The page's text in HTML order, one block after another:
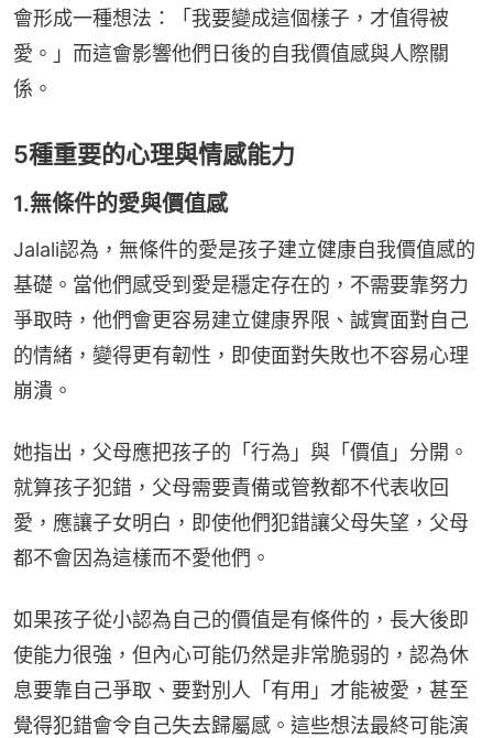
會形成一種想法：「我要變成這個樣子，才值得被
愛。」而這會影響他們日後的自我價值感與人際關
係。
5種重要的心理與情感能力
1.無條件的愛與價值感
Jalali認為，無條件的愛是孩子建立健康自我價值感的
基礎。當他們感受到愛是穩定存在的，不需要靠努力
爭取時，他們會更容易建立健康界限、誠實面對自己
的情緒，變得更有韌性，即使面對失敗也不容易心理
崩潰。
她指出，父母應把孩子的「行為」與「價值」分開。
就算孩子犯錯，父母需要責備或管教都不代表收回
愛，應讓子女明白，即使他們犯錯讓父母失望，父母
都不會因為這樣而不愛他們。
如果孩子從小認為自己的價值是有條件的，長大後即
使能力很強，但內心可能仍然是非常脆弱的，認為休
息要靠自己爭取、要對別人「有用」才能被愛，甚至
覺得犯錯會令自己失去歸屬感。這些想法最終可能演